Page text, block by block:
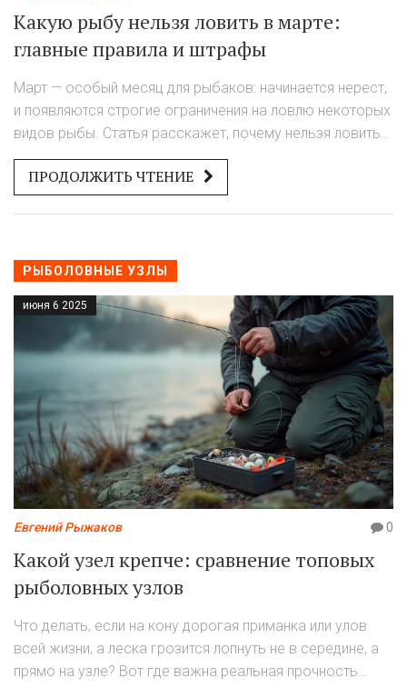
Какую рыбу нельзя ловить в марте:
главные правила и штрафы
Март — особый месяц для рыбаков: начинается нерест,
и появляются строгие ограничения на ловлю некоторых
видов рыбы. Статья расскажет, почему нельзя ловить
определённую рыбу в марте, какие виды попадают под
запрет, какие штрафы грозят нарушителям и как не
попасть на крючок инспектора. Поделимся личным
для всех, кто не любит неожиданности на водоёме.
ПРОДОЛЖИТЬ ЧТЕНИЕ
РЫБОЛОВНЫЕ УЗЛЫ
июня 6 2025
Евгений Рыжаков 0
Какой узел крепче: сравнение топовых
рыболовных узлов
Что делать, если на кону дорогая приманка или улов
всей жизни, а леска грозится лопнуть не в середине, а
прямо на узле? Вот где важна реальная прочность